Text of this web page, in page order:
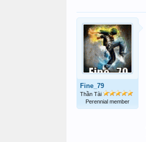
Fine_79
Thần Tài
Perennial member